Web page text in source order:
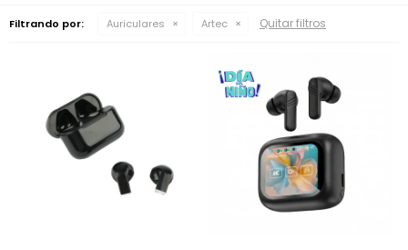
Filtrando por: Auriculares Artec Quitar filtros